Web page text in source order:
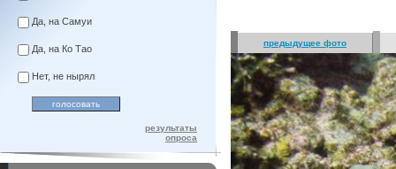
Да, на Самуи
Да, на Ко Тао
Нет, не нырял
результаты
опроса
предыдущее фото